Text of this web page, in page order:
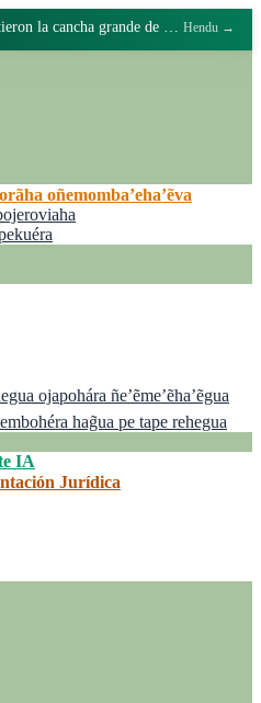
Liberté y el Pabellón 14 compartieron la cancha grande de Batán Hendu →
oñemomba’eha’ẽva
ojapohára ñe’ẽme’ẽha’ẽgua
hag̃ua pe tape rehegua
IA
Jurídica